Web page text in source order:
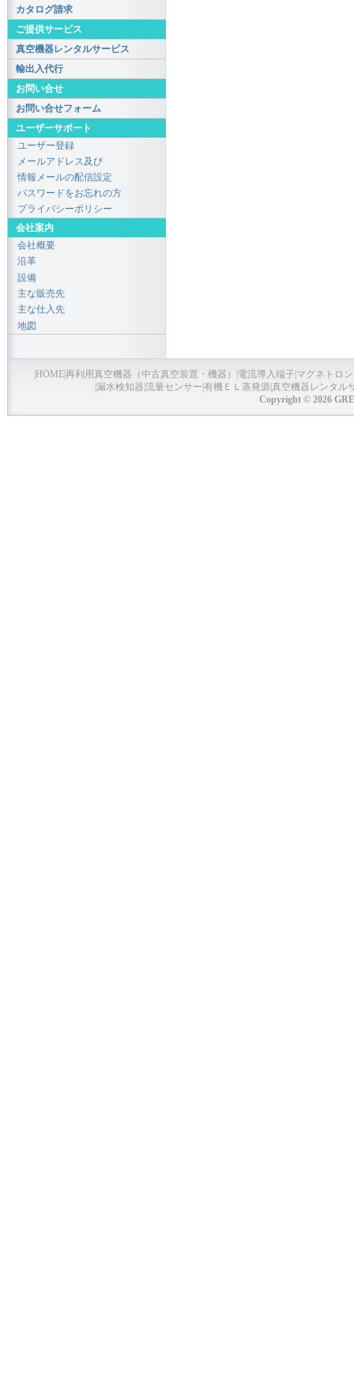
カタログ請求
ご提供サービス
真空機器レンタルサービス
輸出入代行
お問い合せ
お問い合せフォーム
ユーザーサポート
ユーザー登録
メールアドレス及び
情報メールの配信設定
パスワードをお忘れの方
プライバシーポリシー
会社案内
会社概要
沿革
設備
主な販売先
主な仕入先
地図
HOME再利用真空機器（中古真空装置・機器） 電流導入端子 マグネトロ
漏水検知器 流量センサー 有機ＥＬ蒸発源真空機器レンタル
Copyright © 2026